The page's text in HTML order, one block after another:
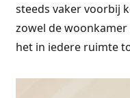
steeds vaker voorbij
zowel de woonkamer
het in iedere ruimte